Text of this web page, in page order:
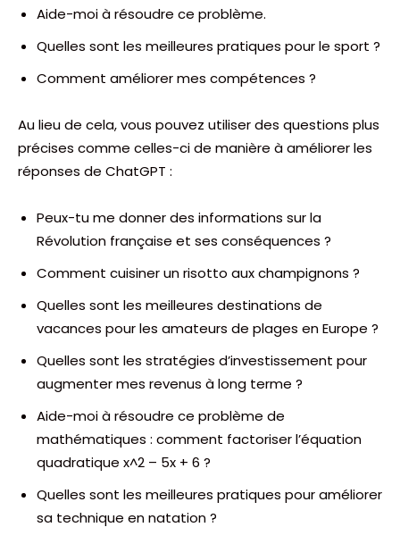
Aide-moi à résoudre ce problème.
Quelles sont les meilleures pratiques pour le sport ?
Comment améliorer mes compétences ?
Au lieu de cela, vous pouvez utiliser des questions plus
précises comme celles-ci de manière à améliorer les
réponses de ChatGPT :
Peux-tu me donner des informations sur la
Révolution française et ses conséquences ?
Comment cuisiner un risotto aux champignons ?
Quelles sont les meilleures destinations de
vacances pour les amateurs de plages en Europe ?
Quelles sont les stratégies d’investissement pour
augmenter mes revenus à long terme ?
Aide-moi à résoudre ce problème de
mathématiques : comment factoriser l’équation
quadratique x^2 – 5x + 6 ?
Quelles sont les meilleures pratiques pour améliorer
sa technique en natation ?